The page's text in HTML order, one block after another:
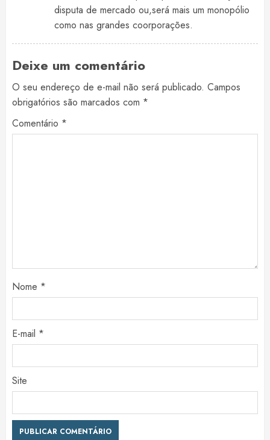
disputa de mercado ou,será mais um monopólio
como nas grandes coorporações.
Deixe um comentário
O seu endereço de e-mail não será publicado. Campos
obrigatórios são marcados com *
Comentário *
Nome *
E-mail *
Site